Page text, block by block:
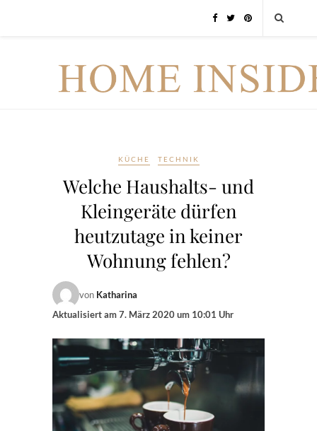
KÜCHE TECHNIK
Welche Haushalts- und
Kleingeräte dürfen
heutzutage in keiner
Wohnung fehlen?
von Katharina
Aktualisiert am7. März 2020 um 10:01 Uhr